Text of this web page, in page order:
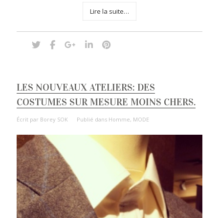
Lire la suite…
LES NOUVEAUX ATELIERS: DES
COSTUMES SUR MESURE MOINS CHERS.
Écrit par Borey SOK Publié dans Homme, MODE